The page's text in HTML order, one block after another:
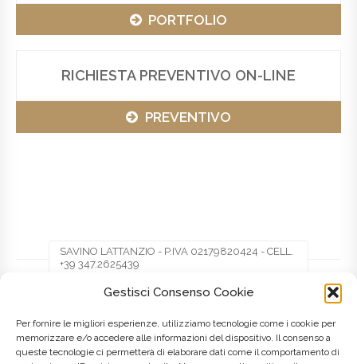
Gestisci Consenso Cookie
Per fornire le migliori esperienze, utilizziamo tecnologie come i cookie per
memorizzare e/o accedere alle informazioni del dispositivo. Il consenso a
queste tecnologie ci permetterà di elaborare dati come il comportamento di
PORTFOLIO
RICHIESTA PREVENTIVO ON-LINE
PREVENTIVO
SAVINO LATTANZIO - P.IVA 02179820424 - CELL.
+39 347.2625439
Facebook Twitter Pinterest
LinkedIn